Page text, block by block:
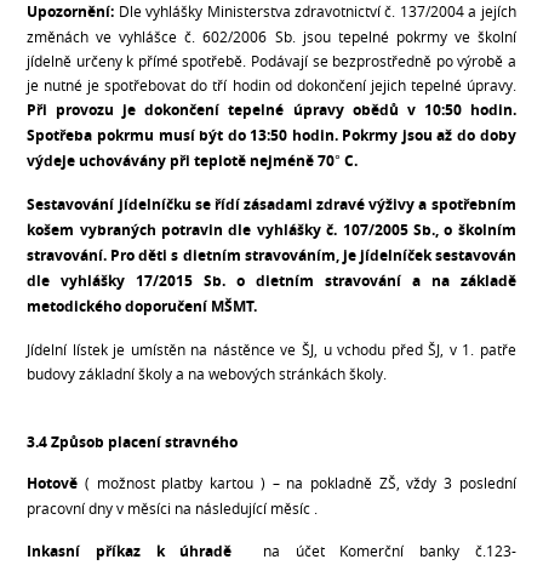
Upozornění: Dle vyhlášky Ministerstva zdravotnictví č. 137/2004 a jejích
změnách ve vyhlášce č. 602/2006 Sb. jsou tepelné pokrmy ve školní
jídelně určeny k přímé spotřebě. Podávají se bezprostředně po výrobě a
je nutné je spotřebovat do tří hodin od dokončení jejich tepelné úpravy.
Při provozu je dokončení tepelné úpravy obědů v 10:50 hodin.
Spotřeba pokrmu musí být do 13:50 hodin. Pokrmy jsou až do doby
výdeje uchovávány při teplotě nejméně 70° C.
Sestavování jídelníčku se řídí zásadami zdravé výživy a spotřebním
košem vybraných potravin dle vyhlášky č. 107/2005 Sb., o školním
stravování. Pro děti s dietním stravováním, je jídelníček sestavován
dle vyhlášky 17/2015 Sb. o dietním stravování a na základě
metodického doporučení MŠMT.
Jídelní lístek je umístěn na nástěnce ve ŠJ, u vchodu před ŠJ, v 1. patře
budovy základní školy a na webových stránkách školy.
3.4 Způsob placení stravného
Hotově ( možnost platby kartou ) – na pokladně ZŠ, vždy 3 poslední
pracovní dny v měsíci na následující měsíc .
Inkasní příkaz k úhradě na účet Komerční banky č.123-